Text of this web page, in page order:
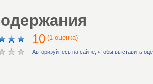
10 (1 оценка)
Авторизуйтесь на сайте, чтобы выставить